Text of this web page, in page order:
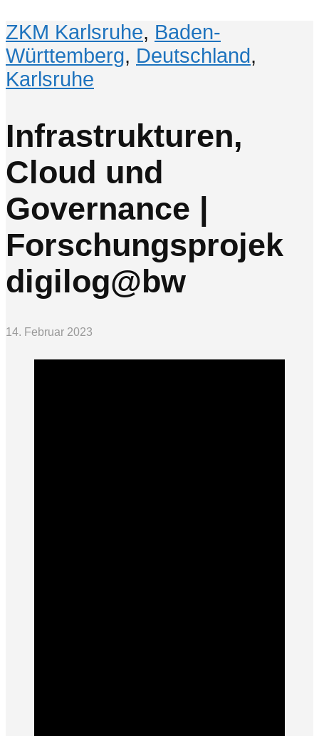
ZKM Karlsruhe, Baden-
Württemberg, Deutschland,
Karlsruhe
Infrastrukturen,
Cloud und
Governance |
Forschungsprojek
digilog@bw
14. Februar 2023